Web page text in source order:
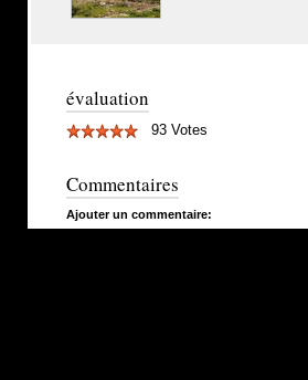
évaluation
93 Votes
Commentaires
Ajouter un commentaire: